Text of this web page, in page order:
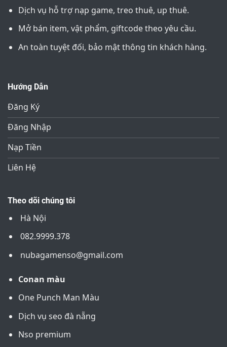
Dịch vụ hỗ trợ nạp game, treo thuê, up thuê.
Mở bán item, vật phẩm, giftcode theo yêu cầu.
An toàn tuyệt đối, bảo mật thông tin khách hàng.
Hướng Dẫn
Đăng Ký
Đăng Nhập
Nạp Tiền
Liên Hệ
Theo dõi chúng tôi
Hà Nội
082.9999.378
nubagamenso@gmail.com
Conan màu
One Punch Man Màu
Dịch vụ seo đà nẵng
Nso premium